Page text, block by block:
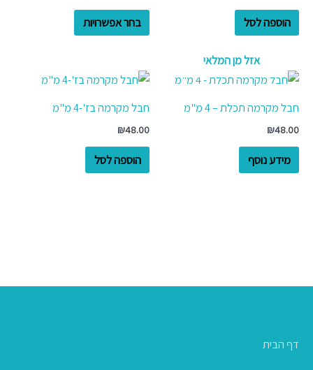
הוספה לסל בחר אפשרויות
ניתן
את
בעמוד
אזל מן המלאי
חבל מקרמה תכלת – 4 מ"מ
₪48.00
מידע נוסף
חבל מקרמה בז'-4 מ"מ
₪48.00
הוספה לסל
דף הבית